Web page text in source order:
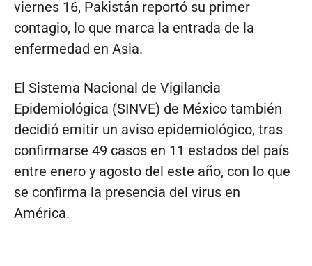
viernes 16, Pakistán reportó su primer
contagio, lo que marca la entrada de la
enfermedad en Asia.
El Sistema Nacional de Vigilancia
Epidemiológica (SINVE) de México también
decidió emitir un aviso epidemiológico, tras
confirmarse 49 casos en 11 estados del país
entre enero y agosto del este año, con lo que
se confirma la presencia del virus en
América.